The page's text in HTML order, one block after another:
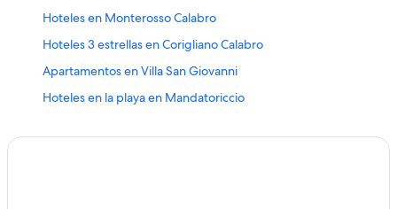
Hoteles en Monterosso Calabro
Hoteles 3 estrellas en Corigliano Calabro
Apartamentos en Villa San Giovanni
Hoteles en la playa en Mandatoriccio